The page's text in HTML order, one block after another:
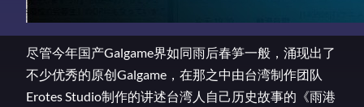
尽管今年国产Galgame界如同雨后春笋一般，涌现出了
不少优秀的原创Galgame，在那之中由台湾制作团队
Erotes Studio制作的讲述台湾人自己历史故事的《雨港